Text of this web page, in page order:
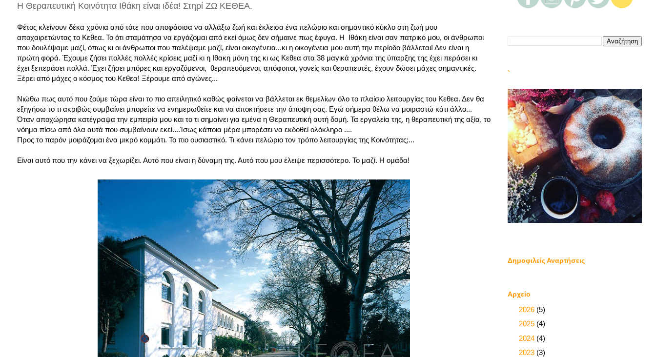
Η Θεραπευτική Κοινότητα Ιθάκη είναι ιδέα! Στηρί ΖΩ ΚΕΘΕΑ.
Φέτος κλείνουν δέκα χρόνια από τότε που αποφάσισα να αλλάξω ζωή και έκλεισα ένα πελώριο και σημαντικό κύκλο στη ζωή μου
αποχαιρετώντας το Κεθεα. Το ότι σταμάτησα να εργάζομαι από εκεί όμως δεν σήμαινε πως έφυγα. Η Ιθάκη είναι σαν πατρικό μου, οι άνθρωποι
που δουλέψαμε μαζί, όπως κι οι άνθρωποι που παλέψαμε μαζί, είναι οικογένεια...κι η οικογένεια μου αυτή την περίοδο βάλλεται! Δεν είναι η
πρώτη φορά. Έχουμε ζήσει πολλές πολλές κρίσεις μαζί κι η Ιθακη μόνη της κι ως Κεθεα στα 38 μαγικά χρόνια της ύπαρξης της έχει περάσει κι
έχει ξεπεράσει πολλά. Έχει ζήσει μπόρες και εργαζόμενοι, θεραπευόμενοι, απόφοιτοι, γονείς και θεραπευτές, έχουν δώσει μάχες σημαντικές.
Ξέρει από μάχες ο κόσμος του Κεθεα! Ξέρουμε από αγώνες...
Νιώθω πως αυτό που ζούμε τώρα είναι το πιο απειλητικό καθώς φαίνεται να βάλλεται εκ θεμελίων όλο το πλαίσιο λειτουργίας του Κεθεα. Δεν θα
εξηγήσω το τι ακριβώς συμβαίνει μπορείτε να ενημερωθείτε και να αποκτήσετε την άποψη σας. Εγώ σήμερα θέλω να μοιραστώ κάτι άλλο...
Όταν αποχώρησα κατέγραψα την εμπειρία μου και το τι σημαίνει για εμένα η Θεραπευτική αυτή δομή. Τα εργαλεία της, η θεραπευτική της αξία, το
νόημα πίσω από όλα αυτά που συμβαίνουν εκεί....Ίσως κάποια μέρα μπορέσει να εκδοθεί ολόκληρο ....
Προς το παρόν μοιράζομαι ένα μικρό κομμάτι. Το πιο ουσιαστικό. Τι κάνει πελώριο τον τρόπο λειτουργίας της Κοινότητας;...
Είναι αυτό που την κάνει να ξεχωρίζει. Αυτό που είναι η δύναμη της. Αυτό που μου έλειψε περισσότερο. Το μαζί. Η ομάδα!
`
Δημοφιλείς Αναρτήσεις
Αρχείο
2026 (5)
2025 (4)
2024 (4)
2023 (3)